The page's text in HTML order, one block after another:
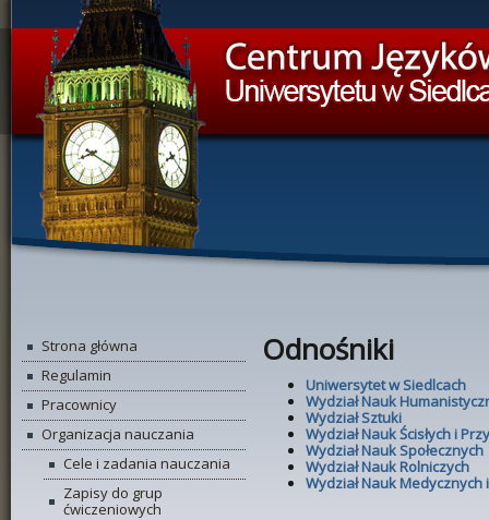
Panel zarządzania plikami cookies
Strona główna
Regulamin
Pracownicy
Organizacja nauczania
Cele i zadania nauczania
Zapisy do grup
ćwiczeniowych
Odnośniki
Uniwersytet w Siedlcach
Wydział Nauk
Wydział Sztuki
Wydział Nauk Ścisłych i
Wydział Nauk Społecznych
Wydział Nauk Rolniczych
Wydział Nauk